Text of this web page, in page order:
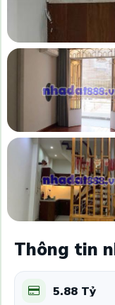
Thông tin
5.88 Tỷ